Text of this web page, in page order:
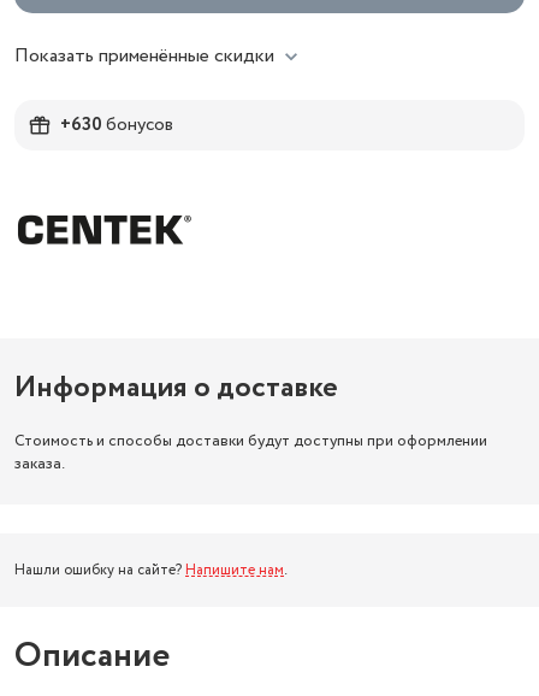
Показать применённые скидки
+630бонусов
Информация о доставке
Стоимость и способы доставки будут доступны при оформлении
заказа.
Нашли ошибку на сайте? Напишите нам.
Описание